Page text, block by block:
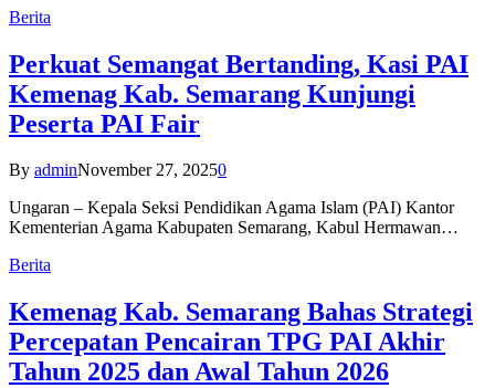
Berita
Perkuat Semangat Bertanding, Kasi PAI
Kemenag Kab. Semarang Kunjungi
Peserta PAI Fair
By adminNovember 27, 20250
Ungaran – Kepala Seksi Pendidikan Agama Islam (PAI) Kantor
Kementerian Agama Kabupaten Semarang, Kabul Hermawan…
Berita
Kemenag Kab. Semarang Bahas Strategi
Percepatan Pencairan TPG PAI Akhir
Tahun 2025 dan Awal Tahun 2026